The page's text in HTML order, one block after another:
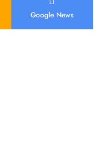
Google News